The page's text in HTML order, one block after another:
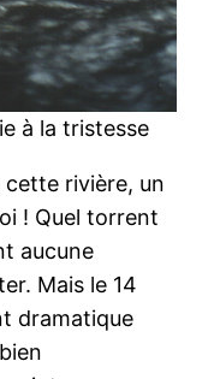
à la tristesse
cette rivière, un
! Quel torrent
aucune
Mais le 14
dramatique